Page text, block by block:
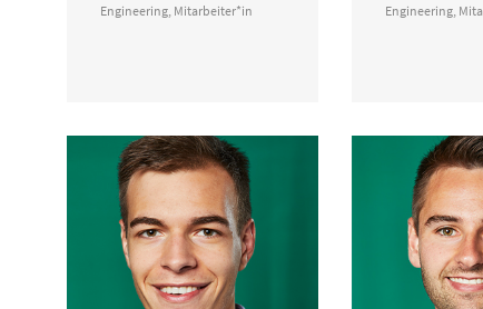
Engineering Mitarbeiter*in
Engineering